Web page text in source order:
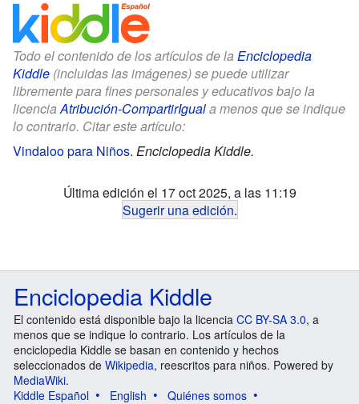
Todo el contenido de los artículos de la Enciclopedia
Kiddle (incluidas las imágenes) se puede utilizar
libremente para fines personales y educativos bajo la
licenciaAtribución-CompartirIguala menos que se indique
lo contrario. Citar este artículo:
Vindaloo para Niños. Enciclopedia Kiddle.
Última edición el 17 oct 2025, a las 11:19
Sugerir una edición.
Enciclopedia Kiddle
El contenido está disponible bajo la licencia CC BY-SA 3.0, a
menos que se indique lo contrario. Los artículos de la
enciclopedia Kiddle se basan en contenido y hechos
seleccionados de Wikipedia, reescritos para niños. Powered by
MediaWiki.
Kiddle Español
English
Quiénes somos